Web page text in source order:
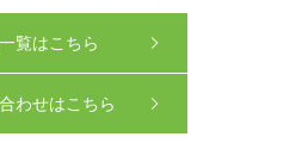
覧はこちら
わせはこちら